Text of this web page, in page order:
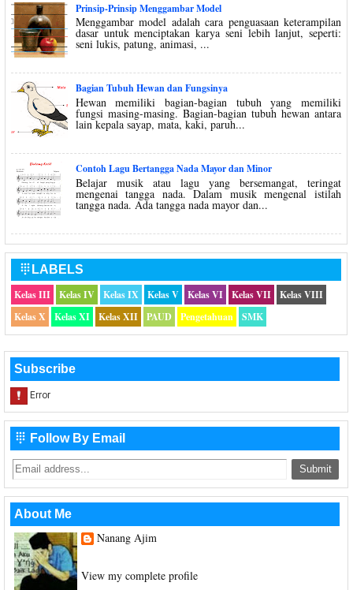
Prinsip-Prinsip Menggambar Model
Menggambar model adalah cara penguasaan keterampilan
dasar untuk menciptakan karya seni lebih lanjut, seperti:
seni lukis, patung, animasi, ...
Bagian Tubuh Hewan dan Fungsinya
Hewan memiliki bagian-bagian tubuh yang memiliki
fungsi masing-masing. Bagian-bagian tubuh hewan antara
lain kepala sayap, mata, kaki, paruh...
Contoh Lagu Bertangga Nada Mayor dan Minor
Belajar musik atau lagu yang bersemangat, teringat
mengenai tangga nada. Dalam musik mengenal istilah
tangga nada. Ada tangga nada mayor dan...
 LABELS
Kelas III
Kelas IV Kelas IX Kelas V Kelas VI Kelas VII
Kelas VIII
Kelas X
Kelas XI Kelas XII PAUD Pengetahuan SMK
Subscribe
 Follow By Email
About Me
Nanang Ajim
View my complete profile